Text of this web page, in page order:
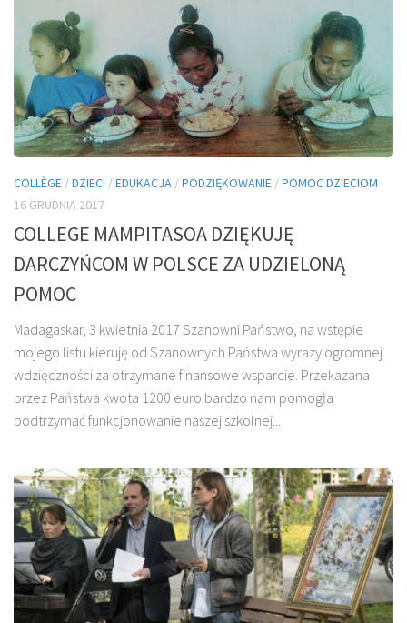
COLLÈGE /DZIECI /EDUKACJA /PODZIĘKOWANIE /POMOC DZIECIOM
16 GRUDNIA 2017
COLLEGE MAMPITASOA DZIĘKUJĘ
DARCZYŃCOM W POLSCE ZA UDZIELONĄ
POMOC
Madagaskar, 3 kwietnia 2017 Szanowni Państwo, na wstępie
mojego listu kieruję od Szanownych Państwa wyrazy ogromnej
wdzięczności za otrzymane finansowe wsparcie. Przekazana
przez Państwa kwota 1200 euro bardzo nam pomogła
podtrzymać funkcjonowanie naszej szkolnej...